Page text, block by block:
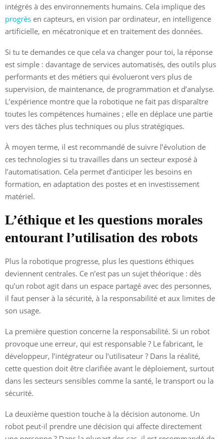
intégrés à des environnements humains. Cela implique des
progrès en capteurs, en vision par ordinateur, en intelligence
artificielle, en mécatronique et en traitement des données.
Si tu te demandes ce que cela va changer pour toi, la réponse
est simple : davantage de services automatisés, des outils plus
performants et des métiers qui évolueront vers plus de
supervision, de maintenance, de programmation et d’analyse.
L’expérience montre que la robotique ne fait pas disparaître
toutes les compétences humaines ; elle en déplace une partie
vers des tâches plus techniques ou plus stratégiques.
À moyen terme, il est recommandé de suivre l’évolution de
ces technologies si tu travailles dans un secteur exposé à
l’automatisation. Cela permet d’anticiper les besoins en
formation, en adaptation des postes et en investissement
matériel.
L’éthique et les questions morales
entourant l’utilisation des robots
Plus la robotique progresse, plus les questions éthiques
deviennent centrales. Ce n’est pas un sujet théorique : dès
qu’un robot agit dans un espace partagé avec des personnes,
il faut penser à la sécurité, à la responsabilité et aux limites de
son usage.
La première question concerne la responsabilité. Si un robot
provoque une erreur, qui est responsable ? Le fabricant, le
développeur, l’intégrateur ou l’utilisateur ? Dans la réalité,
cette question doit être clarifiée avant le déploiement, surtout
dans les secteurs sensibles comme la santé, le transport ou la
sécurité.
La deuxième question touche à la décision autonome. Un
robot peut-il prendre une décision qui affecte directement